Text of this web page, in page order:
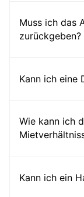
Muss ich das
zurückgeben?
Kann ich eine
Wie kann ich
Kann ich ein